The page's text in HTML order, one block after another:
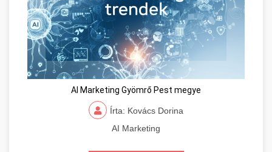
AI Marketing Gyömrő Pest megye
Írta: Kovács Dorina
AI Marketing